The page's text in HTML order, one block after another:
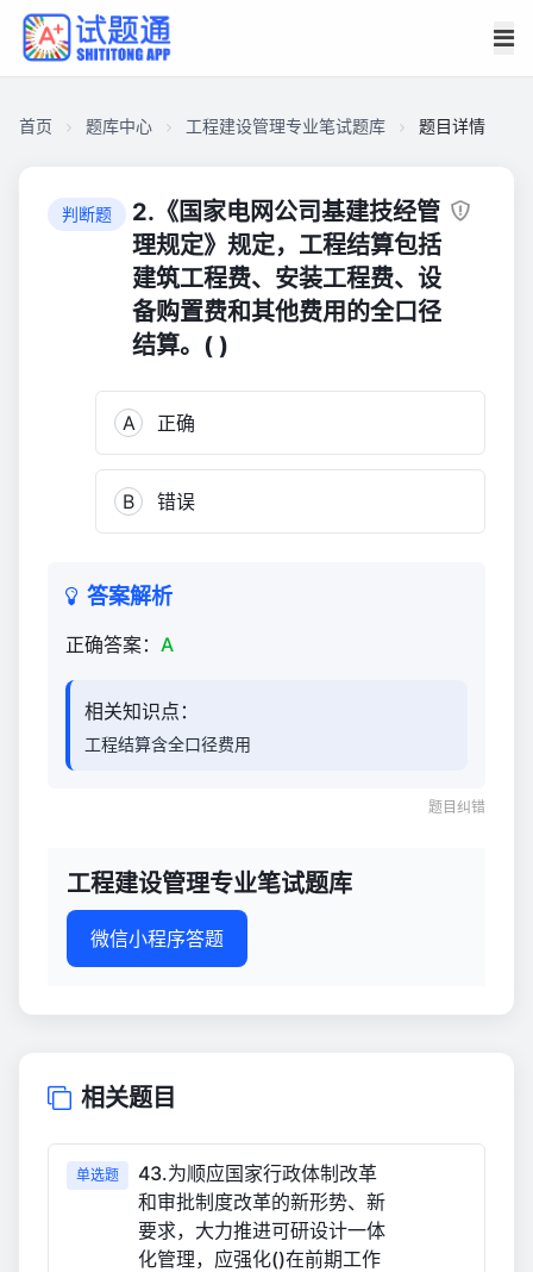
首页 题库中心 工程建设管理专业笔试题库 题目详情
判断题
2.《国家电网公司基建技经管
理规定》规定，工程结算包括
建筑工程费、安装工程费、设
备购置费和其他费用的全口径
结算。( )
A 正确
B 错误
答案解析
正确答案： A
相关知识点：
工程结算含全口径费用
题目纠错
工程建设管理专业笔试题库
微信小程序答题
相关题目
单选题
43.为顺应国家行政体制改革
和审批制度改革的新形势、新
要求，大力推进可研设计一体
化管理，应强化()在前期工作